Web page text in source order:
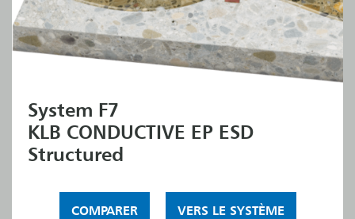
System F7
KLB CONDUCTIVE EP ESD
Structured
COMPARER VERS LE SYSTÈME